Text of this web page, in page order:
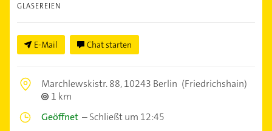
GLASEREIEN
E-Mail Chat starten
Marchlewskistr. 88,10243 Berlin (Friedrichshain)
1 km
Geöffnet –Schließt um 12:45